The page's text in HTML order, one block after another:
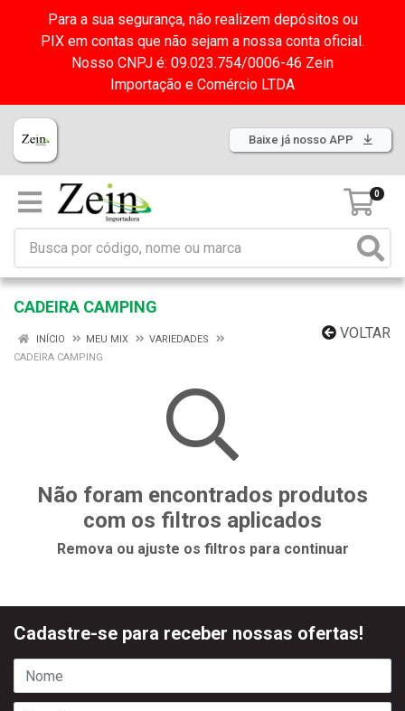
Para a sua segurança, não realizem depósitos ou
PIX em contas que não sejam a nossa conta oficial.
Nosso CNPJ é: 09.023.754/0006-46 Zein
Importação e Comércio LTDA
Baixe já nosso APP
0
CADEIRA CAMPING
VOLTAR
INÍCIO MEU MIX
VARIEDADES
CADEIRA CAMPING
Não foram encontrados produtos
com os filtros aplicados
Remova ou ajuste os filtros para continuar
Cadastre-se para receber nossas ofertas!